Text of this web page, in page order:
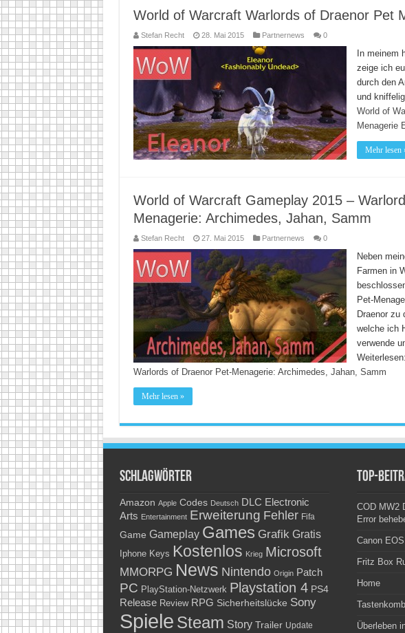
World of Warcraft Warlords of Draenor Pet
Stefan Recht 28. Mai 2015 Partnernews 0
In meinem
zeige ich
durch den
und
World of
Menagerie
Mehr lesen
World of Warcraft Gameplay 2015 –
Menagerie: Archimedes, Jahan, Samm
Stefan Recht 27. Mai 2015 Partnernews 0
Neben
Farmen in
Pet-
Draenor zu
welche ich
verwende
Weiterlesen:
Warlords of Draenor Pet-Menagerie: Archimedes, Jahan, Samm
Mehr lesen »
Schlagwörter
Amazon Apple Codes Deutsch DLC Electronic
Arts Entertainment Erweiterung Fehler Fifa
Game Gameplay Games Grafik Gratis
Iphone Keys Kostenlos Krieg Microsoft
MMORPG News Nintendo Origin Patch
PC PlayStation-Netzwerk Playstation 4 PS4
Release Review RPG Sicherheitslücke Sony
Spiele Steam Story Trailer Update
Top-
COD MW2
Error
Canon
Fritz Box
Home
Überleben